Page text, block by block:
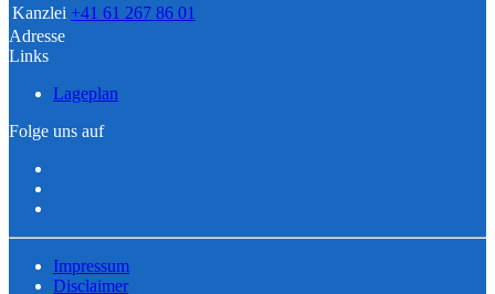
Kanzlei +41 61 267 86 01
Adresse
Links
Lageplan
Folge uns auf
Impressum
Disclaimer